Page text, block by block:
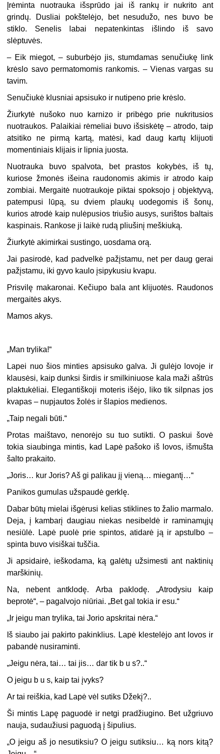
Įrėminta nuotrauka išsprūdo jai iš rankų ir nukrito ant
grindų. Dusliai pokštelėjo, bet nesudužo, nes buvo be
stiklo. Senelis labai nepatenkintas išlindo iš savo
slėptuvės.
– Eik miegot, – suburbėjo jis, stumdamas senučiukę link
krėslo savo permatomomis rankomis. – Vienas vargas su
tavim.
Senučiukė klusniai apsisuko ir nutipeno prie krėslo.
Žiurkytė nušoko nuo karnizo ir pribėgo prie nukritusios
nuotraukos. Palaikiai rėmeliai buvo išsiskėtę – atrodo, taip
atsitiko ne pirmą kartą, matėsi, kad daug kartų klijuoti
momentiniais klijais ir lipnia juosta.
Nuotrauka buvo spalvota, bet prastos kokybės, iš tų,
kuriose žmonės išeina raudonomis akimis ir atrodo kaip
zombiai. Mergaitė nuotraukoje piktai spoksojo į objektyvą,
patempusi lūpą, su dviem plaukų uodegomis iš šonų,
kurios atrodė kaip nulėpusios triušio ausys, surištos baltais
kaspinais. Rankose ji laikė rudą pliušinį meškiuką.
Žiurkytė akimirkai sustingo, uosdama orą.
Jai pasirodė, kad padvelkė pažįstamu, net per daug gerai
pažįstamu, iki gyvo kaulo įsipykusiu kvapu.
Prisvilę makaronai. Kečiupo bala ant klijuotės. Raudonos
mergaitės akys.
Mamos akys.
„Man trylika!“
Lapei nuo šios minties apsisuko galva. Ji gulėjo lovoje ir
klausėsi, kaip dunksi širdis ir smilkiniuose kala maži aštrūs
plaktukėliai. Elegantiškoji moteris išėjo, liko tik silpnas jos
kvapas – nupjautos žolės ir šlapios medienos.
„Taip negali būti.“
Protas maištavo, nenorėjo su tuo sutikti. O paskui šovė
tokia siaubinga mintis, kad Lapė pašoko iš lovos, išmušta
šalto prakaito.
„Joris… kur Joris? Aš gi palikau jį vieną… miegantį…“
Panikos gumulas užspaudė gerklę.
Dabar būtų mielai išgėrusi kelias stiklines to žalio marmalo.
Deja, į kambarį daugiau niekas nesibeldė ir raminamųjų
nesiūlė. Lapė puolė prie spintos, atidarė ją ir apstulbo –
spinta buvo visiškai tuščia.
Ji apsidairė, ieškodama, ką galėtų užsimesti ant naktinių
marškinių.
Na, nebent antklodę. Arba paklodę. „Atrodysiu kaip
beprotė“, – pagalvojo niūriai. „Bet gal tokia ir esu.“
„ Ir jeigu man trylika, tai Jorio apskritai nėra.“
Iš siaubo jai pakirto pakinklius. Lapė klestelėjo ant lovos ir
pabandė nusiraminti.
„Jeigu nėra, tai… tai jis… dar tik b u s?..“
O jeigu b u s, kaip tai įvyks?
Ar tai reiškia, kad Lapė vėl sutiks Džekį?..
Ši mintis Lapę paguodė ir netgi pradžiugino. Bet užgriuvo
nauja, sudaužiusi paguodą į šipulius.
„O jeigu aš jo nesutiksiu? O jeigu sutiksiu… ką nors kitą?